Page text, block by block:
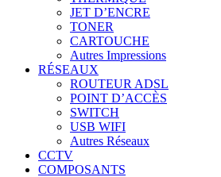
JET D’ENCRE
TONER
CARTOUCHE
Autres Impressions
RÉSEAUX
ROUTEUR ADSL
POINT D’ACCÈS
SWITCH
USB WIFI
Autres Réseaux
CCTV
COMPOSANTS